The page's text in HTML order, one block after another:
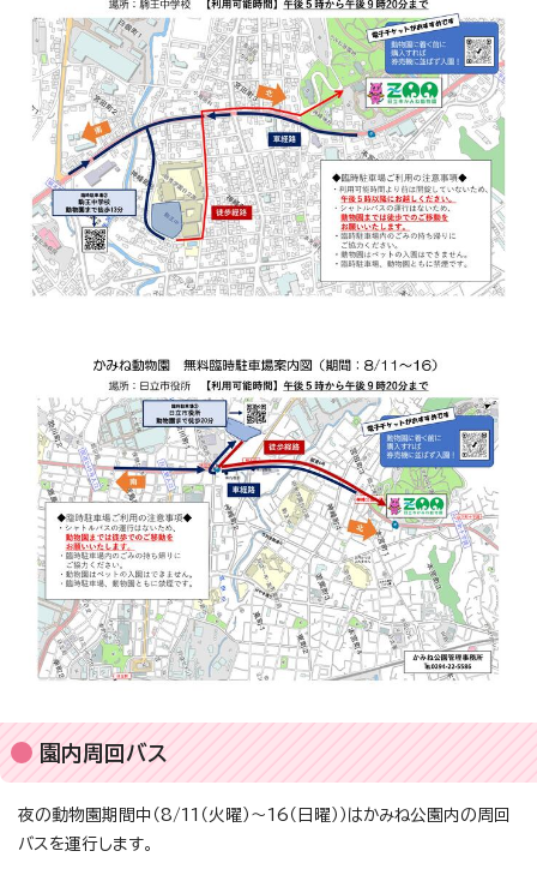
園内周回バス
夜の動物園期間中（8/11（火曜）～16（日曜））はかみね公園内の周回
バスを運行します。